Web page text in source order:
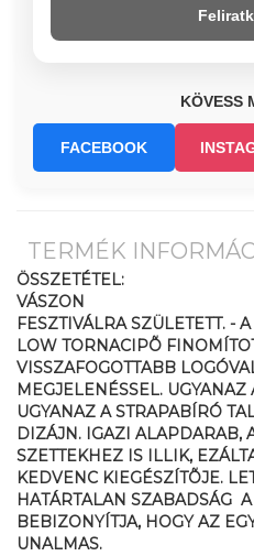
KÖVESS
FACEBOOK
TERMÉK
ÖSSZETÉTEL:
VÁSZON
FESZTIVÁLRA SZÜLETETT. -
LOW TORNACIPÕ
VISSZAFOGOTTABB
MEGJELENÉSSEL. UGYANAZ
UGYANAZ A STRAPABÍRÓ
DIZÁJN. IGAZI ALAPDARAB,
SZETTEKHEZ IS ILLIK,
KEDVENC KIEGÉSZÍTÕJE.
HATÁRTALAN SZABADSÁG 
BEBIZONYÍTJA, HOGY AZ
UNALMAS.